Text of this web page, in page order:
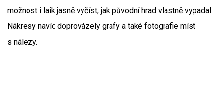
možnost i laik jasně vyčíst, jak původní hrad vlastně vypadal.
Nákresy navíc doprovázely grafy a také fotografie míst
s nálezy.